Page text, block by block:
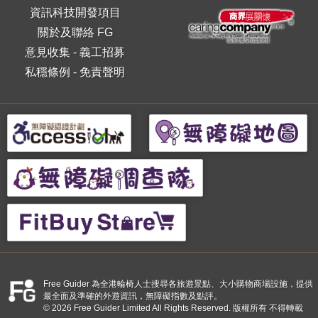
資訊科技開發項目
關於及聯絡 FG
意見收集 -義工招募
私穩條例 - 免責聲明
Free Guider 為全港輪椅人士搜尋各旅遊景點、大小購物商場設施，提供
最全面及準確的外遊資訊，無障礙指數及點評。
© 2026 Free Guider Limited All Rights Reserved. 版權所有 不得轉載